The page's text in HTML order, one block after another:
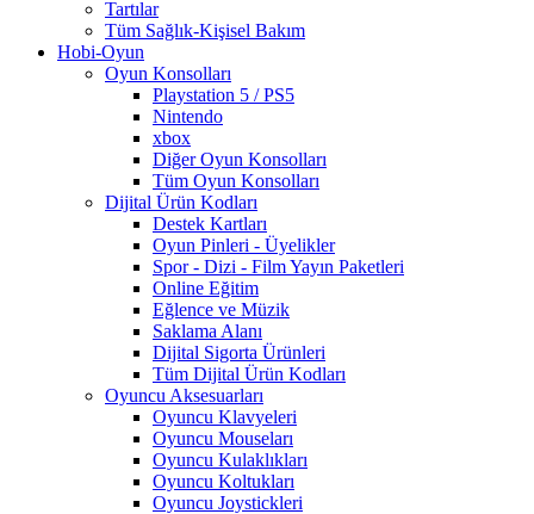
Tartılar
Tüm Sağlık-Kişisel Bakım
Hobi-Oyun
Oyun Konsolları
Playstation 5 / PS5
Nintendo
xbox
Diğer Oyun Konsolları
Tüm Oyun Konsolları
Dijital Ürün Kodları
Destek Kartları
Oyun Pinleri - Üyelikler
Spor - Dizi - Film Yayın Paketleri
Online Eğitim
Eğlence ve Müzik
Saklama Alanı
Dijital Sigorta Ürünleri
Tüm Dijital Ürün Kodları
Oyuncu Aksesuarları
Oyuncu Klavyeleri
Oyuncu Mouseları
Oyuncu Kulaklıkları
Oyuncu Koltukları
Oyuncu Joystickleri